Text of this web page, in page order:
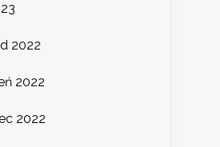
2022
2022
2022